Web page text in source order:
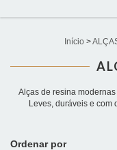
Início >
Alças de resina
Leves, duráveis e com
Ordenar por